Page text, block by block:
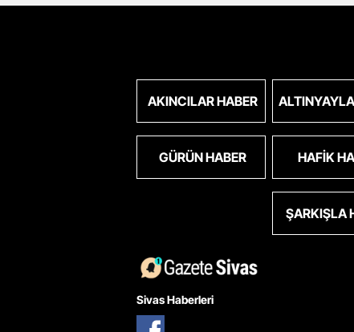
AKINCILAR HABER
GÜRÜN HABER HAFIK
ŞARKIŞLA
Sivas Haberleri